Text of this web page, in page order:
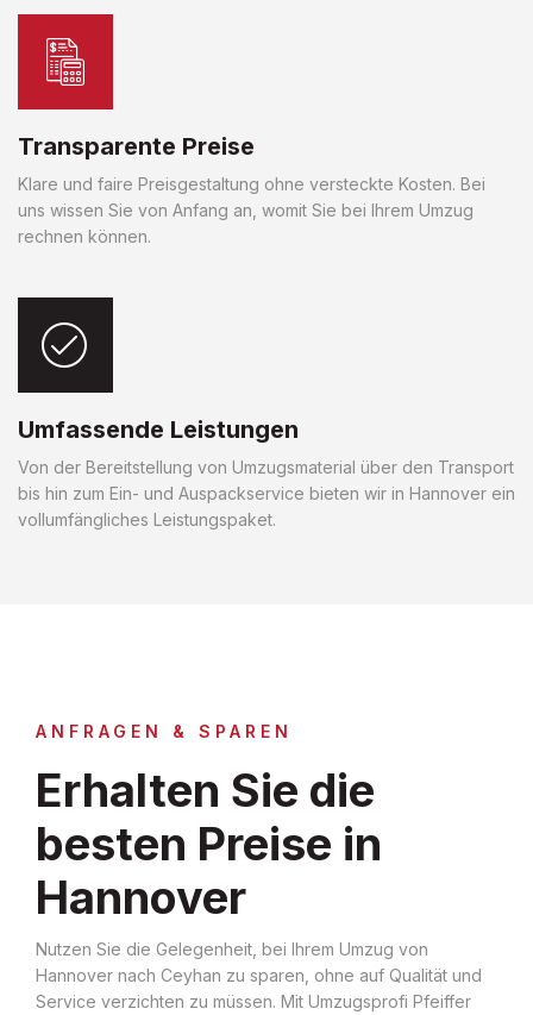
Transparente Preise
Klare und faire Preisgestaltung ohne versteckte Kosten. Bei
uns wissen Sie von Anfang an, womit Sie bei Ihrem Umzug
rechnen können.
Umfassende Leistungen
Von der Bereitstellung von Umzugsmaterial über den Transport
bis hin zum Ein- und Auspackservice bieten wir in Hannover ein
vollumfängliches Leistungspaket.
ANFRAGEN & SPAREN
Erhalten Sie die
besten Preise in
Hannover
Nutzen Sie die Gelegenheit, bei Ihrem Umzug von
Hannover nach Ceyhan zu sparen, ohne auf Qualität und
Service verzichten zu müssen. Mit Umzugsprofi Pfeiffer